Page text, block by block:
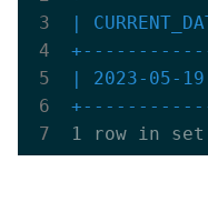
|
| 2023-05-